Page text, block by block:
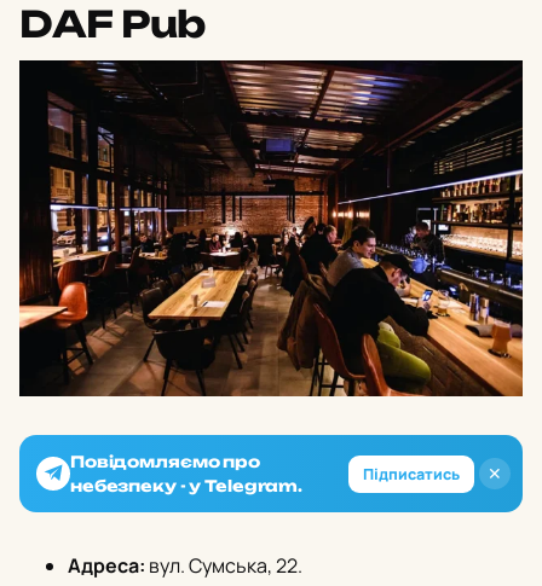
DAF Pub
✕
Повідомляємо про
небезпеку - у Telegram.
Підписатись
Адреса: вул. Сумська, 22.